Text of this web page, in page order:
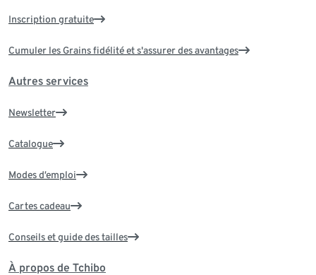
Inscription gratuite
Cumuler les Grains fidélité et s'assurer des avantages
Autres services
Newsletter
Catalogue
Modes d’emploi
Cartes cadeau
Conseils et guide des tailles
À propos de Tchibo